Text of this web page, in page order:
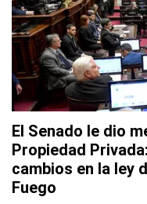
El Senado le dio
Propiedad
cambios en la ley
Fuego